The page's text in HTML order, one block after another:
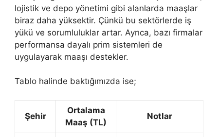
lojistik ve depo yönetimi gibi alanlarda maaşlar
biraz daha yüksektir. Çünkü bu sektörlerde iş
yükü ve sorumluluklar artar. Ayrıca, bazı firmalar
performansa dayalı prim sistemleri de
uygulayarak maaşı destekler.
Tablo halinde baktığımızda ise;
Şehir
Ortalama
Maaş (TL)
Notlar